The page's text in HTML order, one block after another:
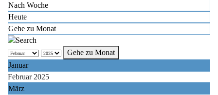
Nach Woche
Heute
Gehe zu Monat
Gehe zu Monat
Januar
Februar 2025
März